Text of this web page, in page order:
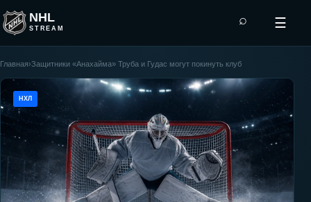
NHL
STREAM
⌕ ☰
Главная›Защитники «Анахайма» Труба и Гудас могут покинуть клуб
НХЛ